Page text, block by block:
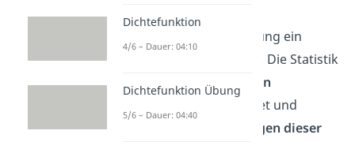
Statistik ist neben der
Wahrscheinlichkeitsrechnung ein
Teilbereich der Stochastik
. Die Statistik
setzt sich mit Datenmengen
auseinander und betrachtet und
interpretiert die
Verteilungen dieser
Dichtefunktion
4/6 – Dauer: 04:10
Dichtefunktion Übung
5/6 – Dauer: 04:40